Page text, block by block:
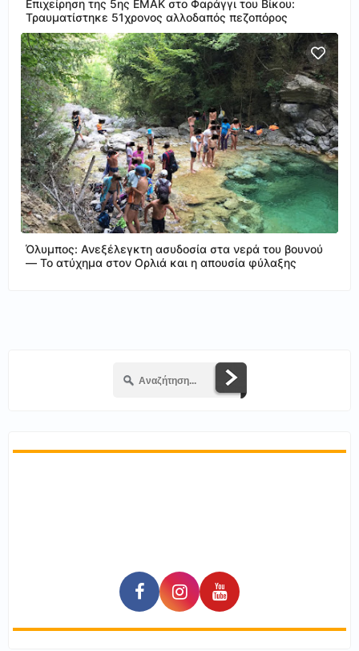
Επιχείρηση της 5ης ΕΜΑΚ στο Φαράγγι του Βίκου:
Τραυματίστηκε 51χρονος αλλοδαπός πεζοπόρος
Όλυμπος: Ανεξέλεγκτη ασυδοσία στα νερά του βουνού
— Το ατύχημα στον Ορλιά και η απουσία φύλαξης